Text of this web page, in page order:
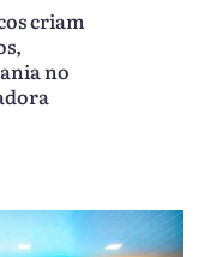
criam
no